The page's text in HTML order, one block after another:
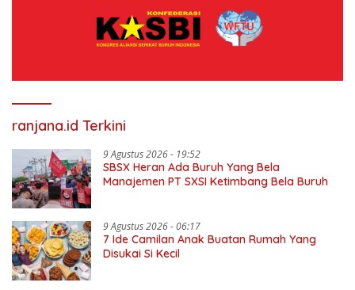
ranjana.id Terkini
9 Agustus 2026 - 19:52
SBSX Heran Ada Buruh Yang Bela
Manajemen PT SXSI Ketimbang Bela Buruh
9 Agustus 2026 - 06:17
7 Ide Camilan Anak Buatan Rumah Yang
Disukai Si Kecil